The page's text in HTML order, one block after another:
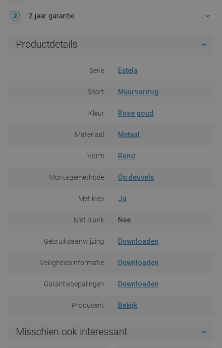
2 jaar garantie
Productdetails
Serie Estela
Soort Muurvormig
Kleur Rose goud
Materiaal Metaal
Vorm Rond
Montagemethode Op deuvels
Met klep Ja
Met plank Nee
Gebruiksaanwijzing Downloaden
Veiligheidsinformatie Downloaden
Garantiebepalingen Downloaden
Producent Bekijk
Misschien ook interessant